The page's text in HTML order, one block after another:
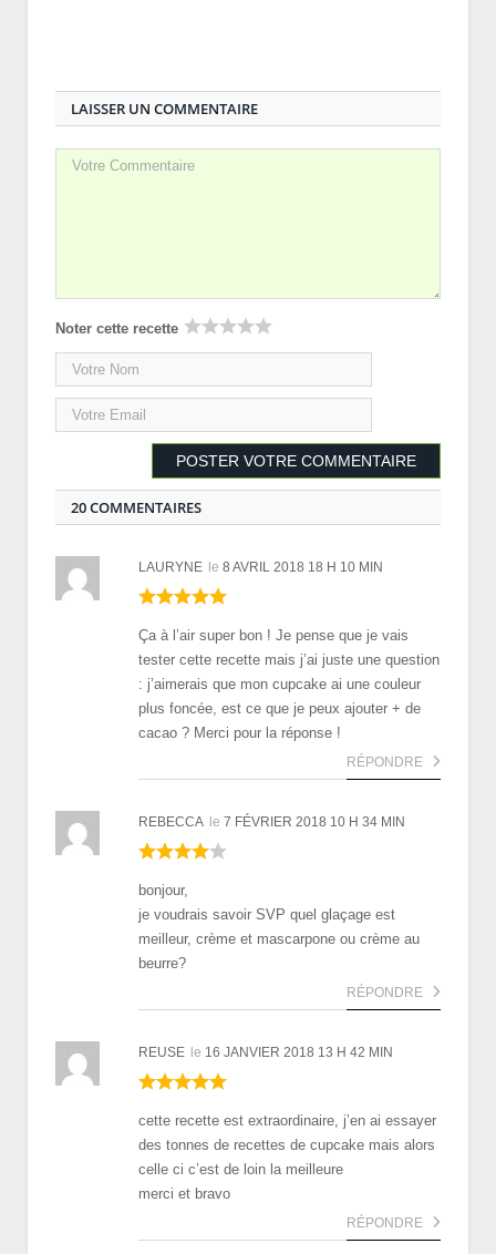
LAISSER UN COMMENTAIRE
Noter cette recette
20 COMMENTAIRES
LAURYNE le 8 AVRIL 2018 18 H 10 MIN
Ça à l’air super bon ! Je pense que je vais
tester cette recette mais j’ai juste une question
: j’aimerais que mon cupcake ai une couleur
plus foncée, est ce que je peux ajouter + de
cacao ? Merci pour la réponse !
RÉPONDRE
REBECCA le 7 FÉVRIER 2018 10 H 34 MIN
bonjour,
je voudrais savoir SVP quel glaçage est
meilleur, crème et mascarpone ou crème au
beurre?
RÉPONDRE
REUSE le 16 JANVIER 2018 13 H 42 MIN
cette recette est extraordinaire, j’en ai essayer
des tonnes de recettes de cupcake mais alors
celle ci c’est de loin la meilleure
merci et bravo
RÉPONDRE